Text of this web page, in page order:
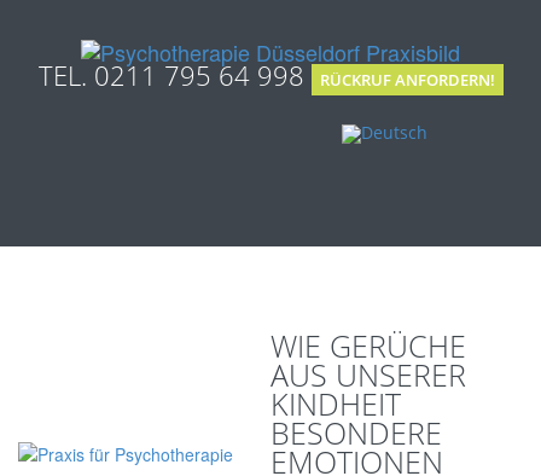
TEL. 0211 795 64 998 RÜCKRUF ANFORDERN!
WIE GERÜCHE
AUS UNSERER
KINDHEIT
BESONDERE
EMOTIONEN